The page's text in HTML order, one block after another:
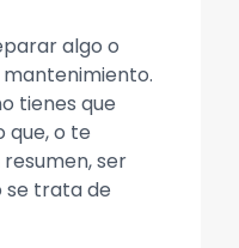
algo o
tienes que
que, o te
ser
se trata de